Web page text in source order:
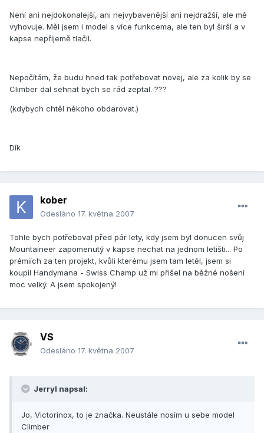
Není ani nejdokonalejší, ani nejvybavenější ani nejdražší, ale mě
vyhovuje. Měl jsem i model s více funkcema, ale ten byl širší a v
kapse nepříjemě tlačil.
Nepočítám, že budu hned tak potřebovat novej, ale za kolik by se
Climber dal sehnat bych se rád zeptal. ???
(kdybych chtěl někoho obdarovat.)
Dík
kober
Odesláno 17. května 2007
Tohle bych potřeboval před pár lety, kdy jsem byl donucen svůj
Mountaineer zapomenutý v kapse nechat na jednom letišti... Po
prémiích za ten projekt, kvůli kterému jsem tam letěl, jsem si
koupil Handymana - Swiss Champ už mi přišel na běžné nošení
moc velký. A jsem spokojený!
VS
Odesláno 17. května 2007
Jerryl napsal:
Jo, Victorinox, to je značka. Neustále nosím u sebe model
Climber